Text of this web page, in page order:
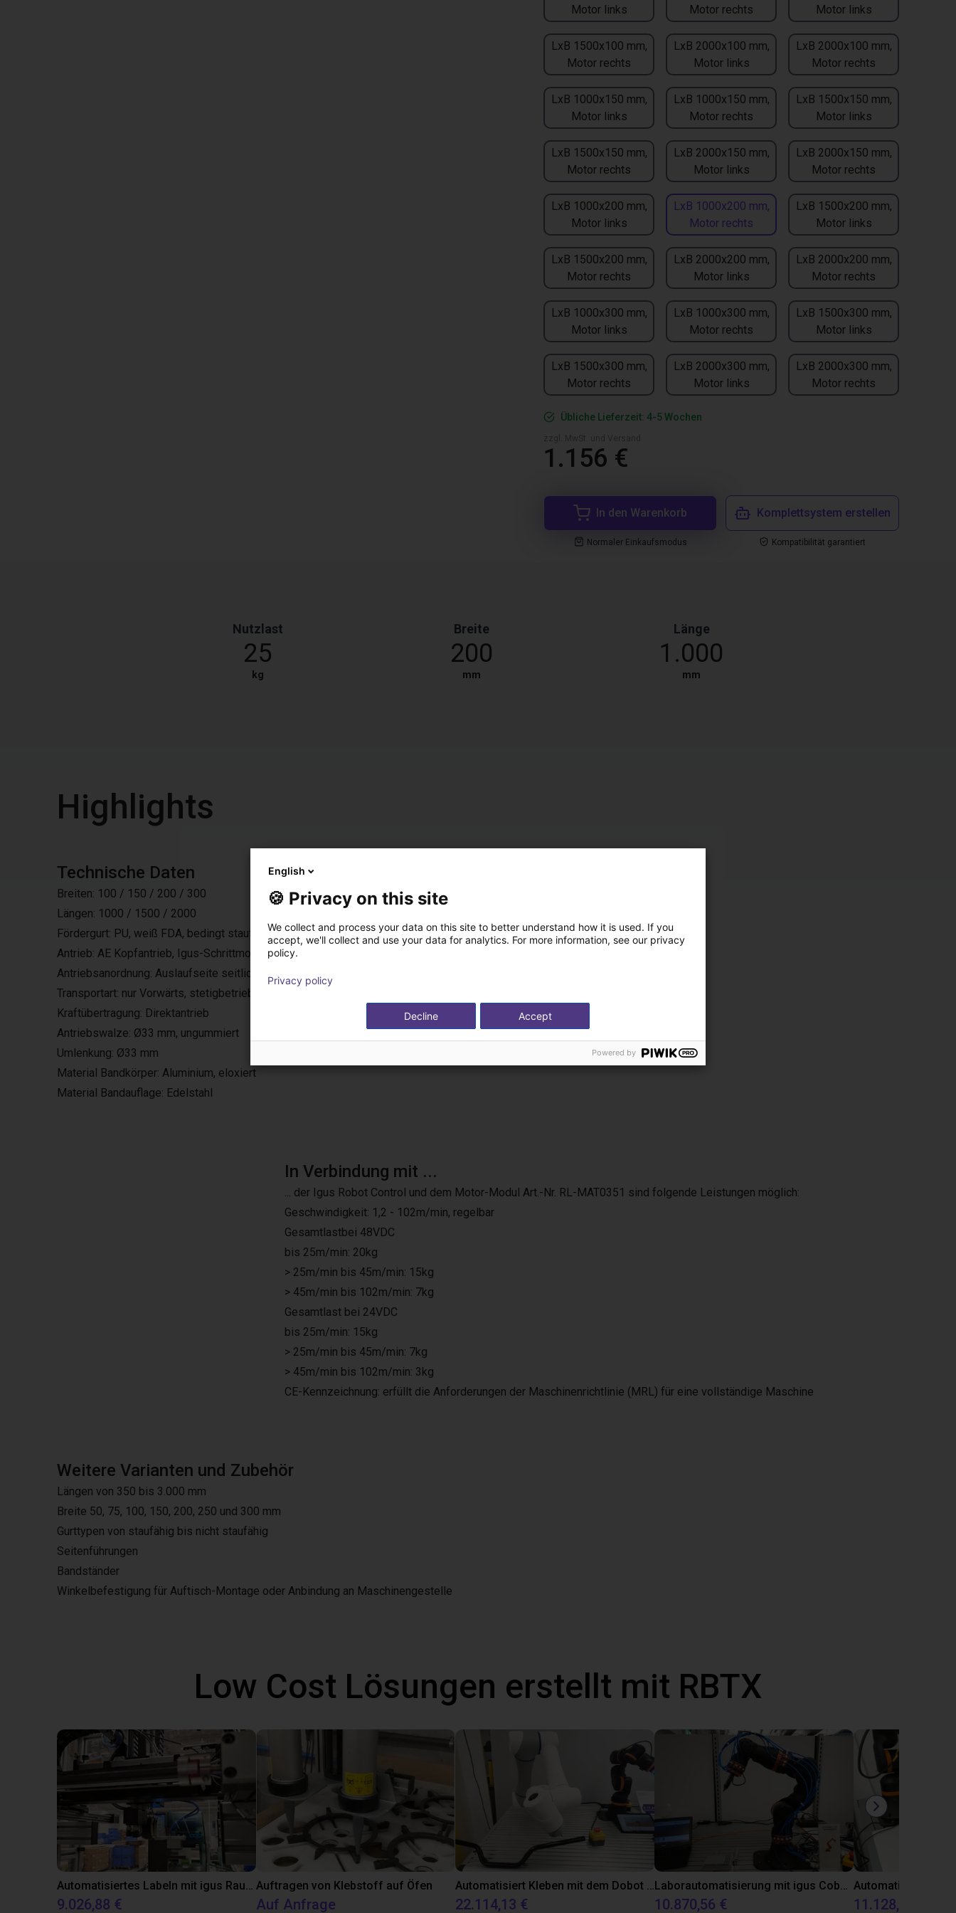
Motor links Motor rechts Motor links
LxB 1500x100 mm,
Motor rechts
LxB 2000x100 mm,
Motor links
LxB 2000x100 mm,
Motor rechts
LxB 1000x150 mm,
Motor links
LxB 1000x150 mm,
Motor rechts
LxB 1500x150 mm,
Motor links
LxB 1500x150 mm,
Motor rechts
LxB 2000x150 mm,
Motor links
LxB 2000x150 mm,
Motor rechts
LxB 1000x200 mm,
Motor links
LxB 1000x200 mm,
Motor rechts
LxB 1500x200 mm,
Motor links
LxB 1500x200 mm,
Motor rechts
LxB 2000x200 mm,
Motor links
LxB 2000x200 mm,
Motor rechts
LxB 1000x300 mm,
Motor links
LxB 1000x300 mm,
Motor rechts
LxB 1500x300 mm,
Motor links
LxB 1500x300 mm,
Motor rechts
LxB 2000x300 mm,
Motor links
LxB 2000x300 mm,
Motor rechts
Übliche Lieferzeit: 4-5 Wochen
1.156 €
In den Warenkorb
Normaler Einkaufsmodus
Komplettsystem erstellen
Kompatibilität garantiert
Nutzlast
25
kg
Breite
200
mm
Länge
1.000
mm
Highlights
Technische Daten
Breiten: 100 / 150 / 200 / 300
Längen: 1000 / 1500 / 2000
Fördergurt: PU, weiß FDA, bedingt staufähig, antistatisch
Antrieb: AE Kopfantrieb, Igus-Schrittmotor, 24 oder 48V, DC
Antriebsanordnung: Auslaufseite seitlich, wahlweise links oder rechts
Transportart: nur Vorwärts, stetigbetrieb
Kraftübertragung: Direktantrieb
Antriebswalze: Ø33 mm, ungummiert
Umlenkung: Ø33 mm
Material Bandkörper: Aluminium, eloxiert
Material Bandauflage: Edelstahl
In Verbindung mit ...
... der Igus Robot Control und dem Motor-Modul Art.-Nr. RL-MAT0351 sind folgende Leistungen möglich:
Geschwindigkeit: 1,2 - 102m/min, regelbar
Gesamtlastbei 48VDC
bis 25m/min: 20kg
> 25m/min bis 45m/min: 15kg
> 45m/min bis 102m/min: 7kg
Gesamtlast bei 24VDC
bis 25m/min: 15kg
> 25m/min bis 45m/min: 7kg
> 45m/min bis 102m/min: 3kg
CE-Kennzeichnung: erfüllt die Anforderungen der Maschinenrichtlinie (MRL) für eine vollständige Maschine
Weitere Varianten und Zubehör
Längen von 350 bis 3.000 mm
Breite 50, 75, 100, 150, 200, 250 und 300 mm
Gurttypen von staufähig bis nicht staufähig
Seitenführungen
Bandständer
Winkelbefestigung für Auftisch-Montage oder Anbindung an Maschinengestelle
Low Cost Lösungen erstellt mit RBTX
Automatisiertes Labeln mit igus Raumpotal Roboter
9.026,88 €
Auftragen von Klebstoff auf Öfen
Auf Anfrage
Automatisiert Kleben mit dem Dobot CR5A
22.114,13 €
Laborautomatisierung mit igus Cobot ReBeL 6DOF
10.870,56 € 11.128,07 €
English
🍪 Privacy on this site
We collect and process your data on this site to better understand how it is used. If you
accept, we'll collect and use your data for analytics. For more information, see our privacy
policy.
Privacy policy
Accept
Decline
Powered by